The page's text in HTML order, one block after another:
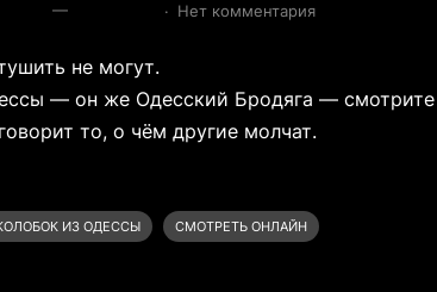
— · Нет комментария
не могут.
— он же Одесский Бродяга — смотрите
то, о чём другие молчат.
ИЗ ОДЕССЫ СМОТРЕТЬ ОНЛАЙН